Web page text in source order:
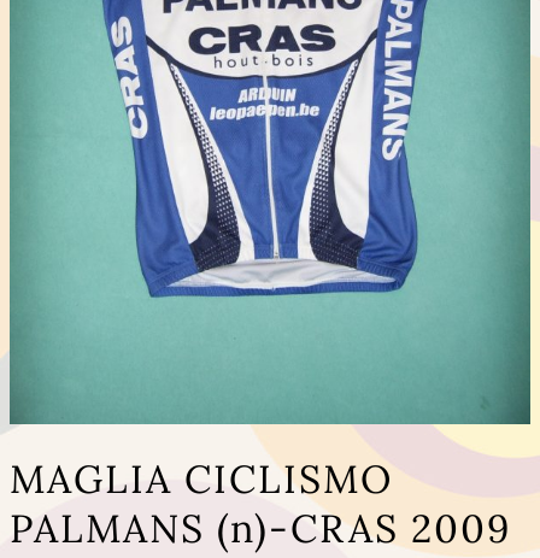
MAGLIA CICLISMO
PALMANS (n)-CRAS 2009